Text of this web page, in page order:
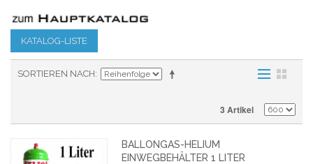
KATALOG-LISTE
SORTIEREN NACH
3 Artikel
BALLONGAS-HELIUM
EINWEGBEHÄLTER 1 LITER